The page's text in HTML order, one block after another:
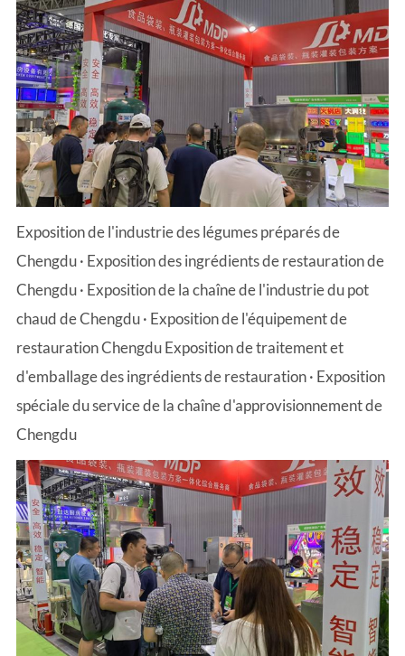
Exposition de l'industrie des légumes préparés de
Chengdu · Exposition des ingrédients de restauration de
Chengdu · Exposition de la chaîne de l'industrie du pot
chaud de Chengdu · Exposition de l'équipement de
restauration Chengdu Exposition de traitement et
d'emballage des ingrédients de restauration · Exposition
spéciale du service de la chaîne d'approvisionnement de
Chengdu